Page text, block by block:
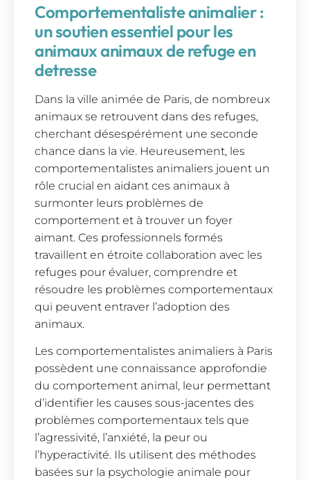
Comportementaliste animalier :
un soutien essentiel pour les
animaux animaux de refuge en
detresse
Dans la ville animée de Paris, de nombreux
animaux se retrouvent dans des refuges,
cherchant désespérément une seconde
chance dans la vie. Heureusement, les
comportementalistes animaliers jouent un
rôle crucial en aidant ces animaux à
surmonter leurs problèmes de
comportement et à trouver un foyer
aimant. Ces professionnels formés
travaillent en étroite collaboration avec les
refuges pour évaluer, comprendre et
résoudre les problèmes comportementaux
qui peuvent entraver l’adoption des
animaux.
Les comportementalistes animaliers à Paris
possèdent une connaissance approfondie
du comportement animal, leur permettant
d’identifier les causes sous-jacentes des
problèmes comportementaux tels que
l’agressivité, l’anxiété, la peur ou
l’hyperactivité. Ils utilisent des méthodes
basées sur la psychologie animale pour